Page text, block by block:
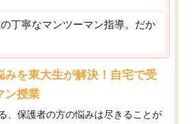
丁寧なマンツーマン指導。だか
みを東大生が解決！自宅で受
ン授業
、保護者の方の悩みは尽きることが